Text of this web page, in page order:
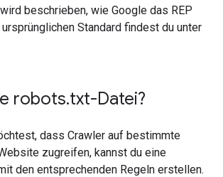
beschrieben, wie Google das REP
Standard findest du unter
robots.txt-Datei?
dass Crawler auf bestimmte
zugreifen, kannst du eine
den entsprechenden Regeln erstellen.